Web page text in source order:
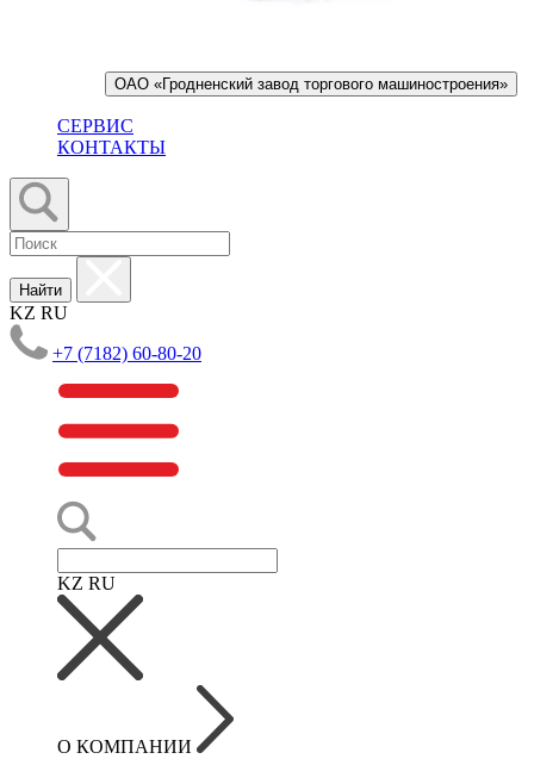
ОАО «Гродненский завод торгового машиностроения»
СЕРВИС
КОНТАКТЫ
Найти
KZ RU
+7 (7182) 60-80-20
KZ RU
О КОМПАНИИ